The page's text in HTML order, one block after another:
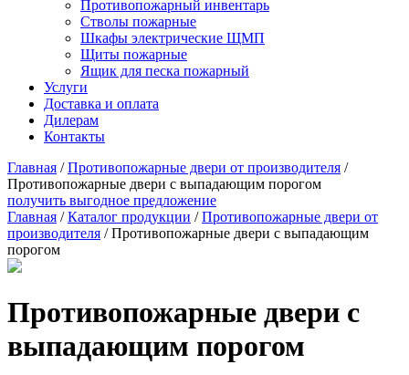
Противопожарный инвентарь
Стволы пожарные
Шкафы электрические ЩМП
Щиты пожарные
Ящик для песка пожарный
Услуги
Доставка и оплата
Дилерам
Контакты
Главная /Противопожарные двери от производителя /
Противопожарные двери с выпадающим порогом
получить выгодное предложение
Главная /Каталог продукции /Противопожарные двери от
производителя / Противопожарные двери с выпадающим
порогом
Противопожарные двери с
выпадающим порогом